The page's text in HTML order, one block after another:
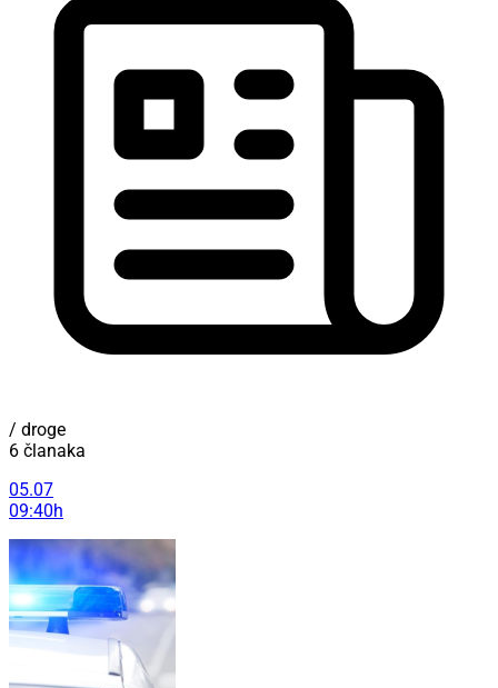
/ droge
6 članaka
05.07
09:40h